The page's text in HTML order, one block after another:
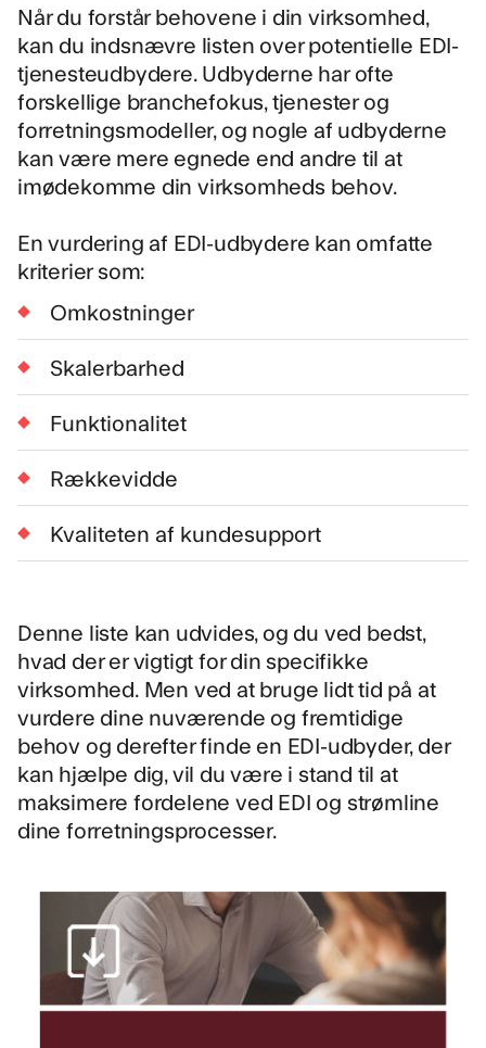
Når du forstår behovene i din virksomhed,
kan du indsnævre listen over potentielle EDI-
tjenesteudbydere. Udbyderne har ofte
forskellige branchefokus, tjenester og
forretningsmodeller, og nogle af udbyderne
kan være mere egnede end andre til at
imødekomme din virksomheds behov.
En vurdering af EDI-udbydere kan omfatte
kriterier som:
Omkostninger
Skalerbarhed
Funktionalitet
Rækkevidde
Kvaliteten af kundesupport
Denne liste kan udvides, og du ved bedst,
hvad der er vigtigt for din specifikke
virksomhed. Men ved at bruge lidt tid på at
vurdere dine nuværende og fremtidige
behov og derefter finde en EDI-udbyder, der
kan hjælpe dig, vil du være i stand til at
maksimere fordelene ved EDI og strømline
dine forretningsprocesser.